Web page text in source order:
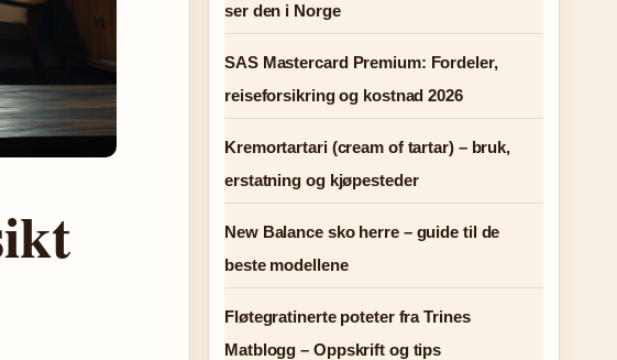
ser den i Norge
SAS Mastercard Premium: Fordeler,
reiseforsikring og kostnad 2026
Kremortartari (cream of tartar) – bruk,
erstatning og kjøpesteder
New Balance sko herre – guide til de
beste modellene
Fløtegratinerte poteter fra Trines
Matblogg – Oppskrift og tips